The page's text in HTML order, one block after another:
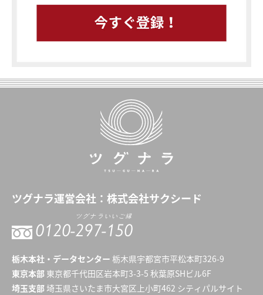
ツグナラ運営会社： 株式会社サクシード
0120-297-150
ツグナラいいご縁
栃木本社・データセンター 栃木県宇都宮市平松本町326-9
東京本部 東京都千代田区岩本町3-3-5 秋葉原SHビル6F
埼玉支部 埼玉県さいたま市大宮区上小町462 シティパルサイト